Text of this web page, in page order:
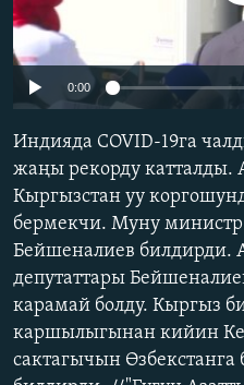
ЭЖЕ-СИҢДИЛЕР
АЗАТТЫК+
ЫҢГАЙСЫЗ СУРООЛОР
ОНЛАЙН ШЕРИНЕ
ЭЕ/АРнун бардык
Auto
720p
0:00
Индияда COVID-19га
жаңы рекорду катталды.
Кыргызстан уу
бермекчи. Муну
Бейшеналиев билдирди.
депутаттары
карамай болду. Кыргыз
каршылыгынан кийин
сактагычын Өзбекстанга